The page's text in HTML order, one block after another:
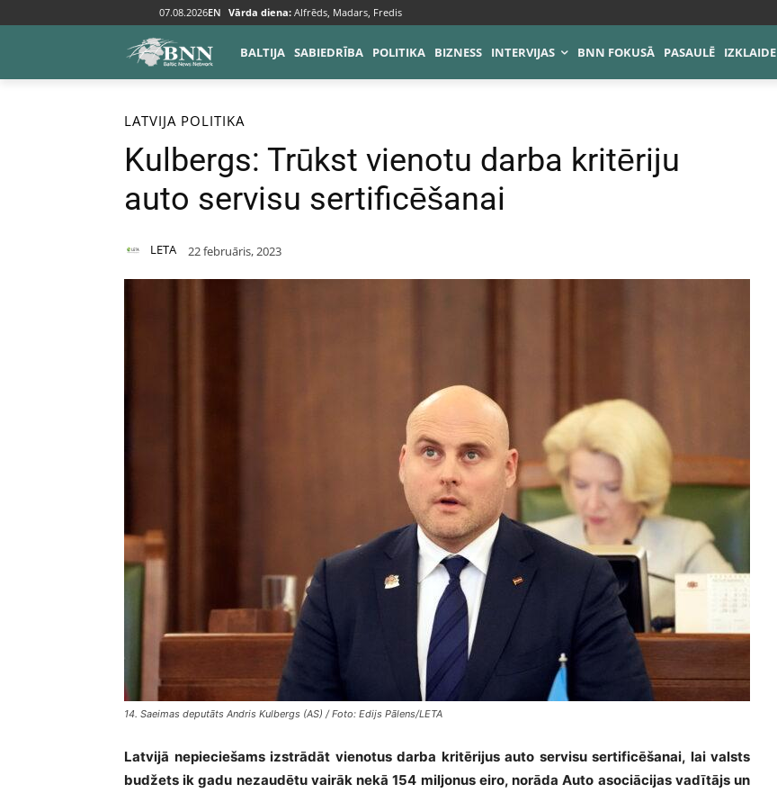
07.08.2026EN Vārda diena: Alfrēds, Madars, Fredis
BALTIJA SABIEDRĪBA POLITIKA BIZNESS INTERVIJAS BNN FOKUSĀ PASAULĒ IZKLAIDE
Sākums Baltija Latvija
LATVIJA POLITIKA
Kulbergs: Trūkst vienotu darba kritēriju
auto servisu sertificēšanai
LETA 22 februāris, 2023
14. Saeimas deputāts Andris Kulbergs (AS) / Foto: Edijs Pālens/LETA
Latvijā nepieciešams izstrādāt vienotus darba kritērijus auto servisu sertificēšanai, lai valsts
budžets ik gadu nezaudētu vairāk nekā 154 miljonus eiro, norāda Auto asociācijas vadītājs un